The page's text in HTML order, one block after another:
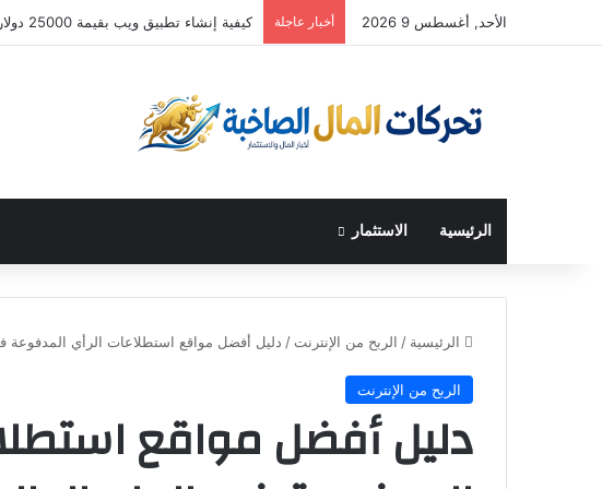
الأحد, أغسطس 9 2026 أخبار عاجلة كيفية إنشاء تطبيق ويب بقيمة 25000 دولار شهريًا في 20 دقيقة (باستخدام Hostinger Horizons AI)
الرئيسية الاستثمار
الرئيسية / الربح من الإنترنت / دليل أفضل مواقع استطلاعات الرأي المدفوعة
الربح من الإنترنت
دليل أفضل مواقع